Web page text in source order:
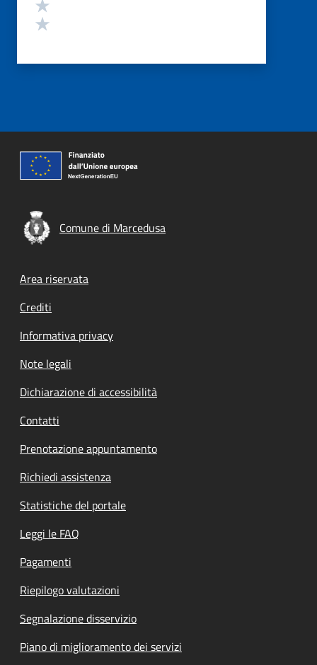
Comune di Marcedusa
Footer menu
Area riservata
Crediti
Informativa privacy
Note legali
Dichiarazione di accessibilità
Contatti
Prenotazione appuntamento
Richiedi assistenza
Statistiche del portale
Leggi le FAQ
Pagamenti
Riepilogo valutazioni
Segnalazione disservizio
Piano di miglioramento dei servizi